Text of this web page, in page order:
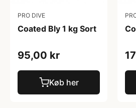
PRO DIVE
Coated Bly 1 kg Sort
95,00 kr
Køb her